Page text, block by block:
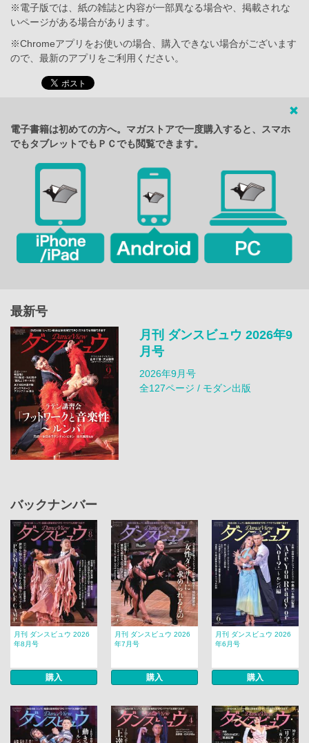
※電子版では、紙の雑誌と内容が一部異なる場合や、掲載されな
いページがある場合があります。
※Chromeアプリをお使いの場合、購入できない場合がございます
ので、最新のアプリをご利用ください。
電子書籍は初めての方へ。マガストアで一度購入すると、スマホ
でもタブレットでもＰＣでも閲覧できます。
最新号
月刊 ダンスビュウ 2026年9
月号
2026年9月号
全127ページ / モダン出版
バックナンバー
月刊 ダンスビュウ 2026
年8月号
購入
月刊 ダンスビュウ 2026
年7月号
購入
月刊 ダンスビュウ 2026
年6月号
購入